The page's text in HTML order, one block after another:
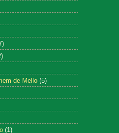
de Mello (5)
(1)